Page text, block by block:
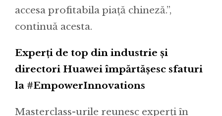
accesa profitabila piață chineză.”,
continuă acesta.
Experți de top din industrie și
directori Huawei împărtășesc sfaturi
la #EmpowerInnovations
Masterclass-urile reunesc experți în